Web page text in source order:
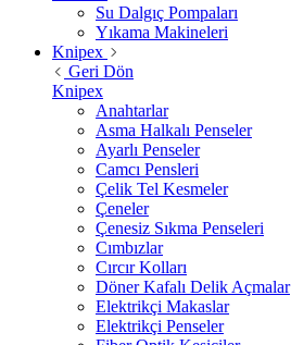
Su Dalgıç Pompaları
Yıkama Makineleri
Knipex
Geri Dön
Knipex
Anahtarlar
Asma Halkalı Penseler
Ayarlı Penseler
Camcı Pensleri
Çelik Tel Kesmeler
Çeneler
Çenesiz Sıkma Penseleri
Cımbızlar
Cırcır Kolları
Döner Kafalı Delik Açmalar
Elektrikçi Makaslar
Elektrikçi Penseler